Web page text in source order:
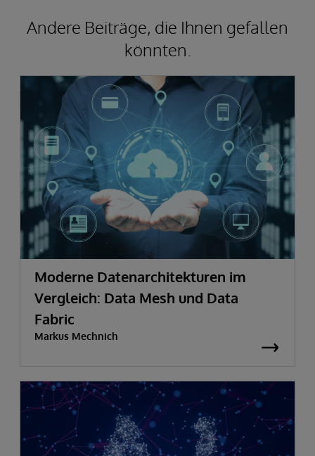
Andere Beiträge, die Ihnen gefallen
könnten.
Moderne Datenarchitekturen im
Vergleich: Data Mesh und Data
Fabric
Markus Mechnich